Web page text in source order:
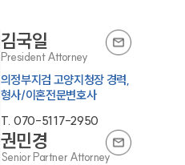
김국일
President Attorney
의정부지검 고양지청장 경력,
형사/이혼전문변호사
T. 070-5117-2950
권민경
Senior Partner Attorney